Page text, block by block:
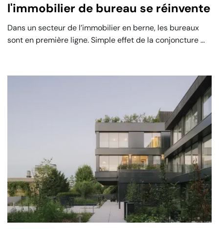
l'immobilier de bureau se réinvente
‍Dans un secteur de l’immobilier en berne, les bureaux
sont en première ligne. Simple effet de la conjoncture ...